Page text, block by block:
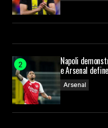
Napoli
e Arsenal
Arsenal